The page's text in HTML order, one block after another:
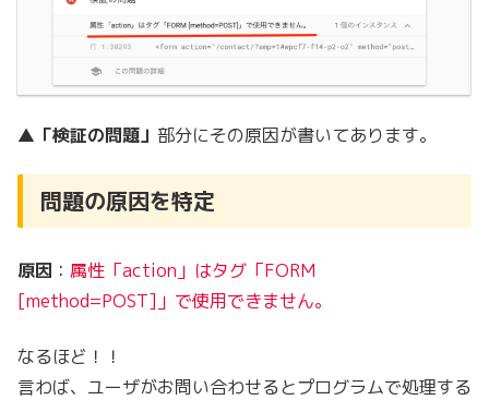
▲ 「検証の問題」 部分にその原因が書いてあります。
問題の原因を特定
原因 ： 属性「action」はタグ「FORM
[method=POST]」で使用できません。
なるほど！！
言わば、ユーザがお問い合わせるとプログラムで処理する